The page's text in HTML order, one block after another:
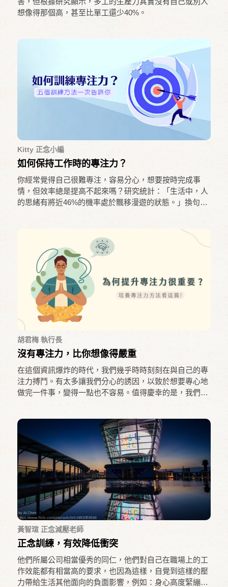
想像得那個高，甚至比單工還少40%。
Kitty 正念小編
如何保持工作時的專注力？
你經常覺得自己很難專注，容易分心，想要按時完成事
情，但效率總是提高不起來嗎？研究統計：「生活中，人
的思緒有將近46%的機率處於飄移漫遊的狀態。」換句話
況。不論是學生或上班族，訓練專注力能夠調節情緒、提
升學習效能、促進工作生產力，減少大腦內部雜音與外部
訊息的干擾，是維持健康的生活方式。
胡君梅 執行長
沒有專注力，比你想像得嚴重
在這個資訊爆炸的時代，我們幾乎時時刻刻在與自己的專
注力搏鬥。有太多讓我們分心的誘因，以致於想要專心地
做完一件事，變得一點也不容易。值得慶幸的是，我們還
有效幫助你提升專注力，改善注意力不集中！
黃智瑄 正念減壓老師
正念訓練，有效降低衝突
他們所屬公司相當優秀的同仁，他們對自己在職場上的工
作效能都有相當高的要求，也因為這樣，自覺到這樣的壓
力帶給生活其他面向的負面影響，例如：身心高度緊繃、